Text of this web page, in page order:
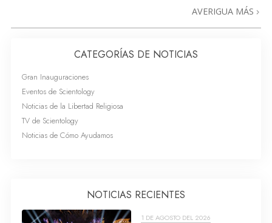
AVERIGUA MÁS
CATEGORÍAS DE NOTICIAS
Gran Inauguraciones
Eventos de Scientology
Noticias de la Libertad Religiosa
TV de Scientology
Noticias de Cómo Ayudamos
NOTICIAS RECIENTES
1 DE AGOSTO DEL 2026